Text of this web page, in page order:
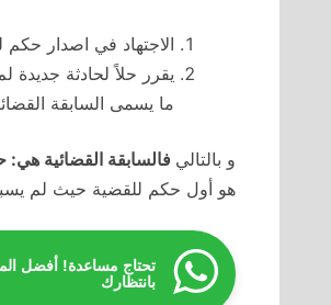
الاجتهاد في اصدار حكم
يقرر حلاً لحادثة
ما يسمى السابقة
و بالتالي فالسابقة القضائية
هو أول حكم للقضية حيث لم
تحتاج مساعدة! أفضل
بانتظارك